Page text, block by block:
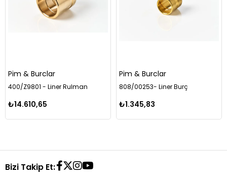
Pim & Burclar
400/Z9801 - Liner Rulman
₺14.610,65
Pim & Burclar
808/00253- Liner Burç
₺1.345,83
Bizi Takip Et: